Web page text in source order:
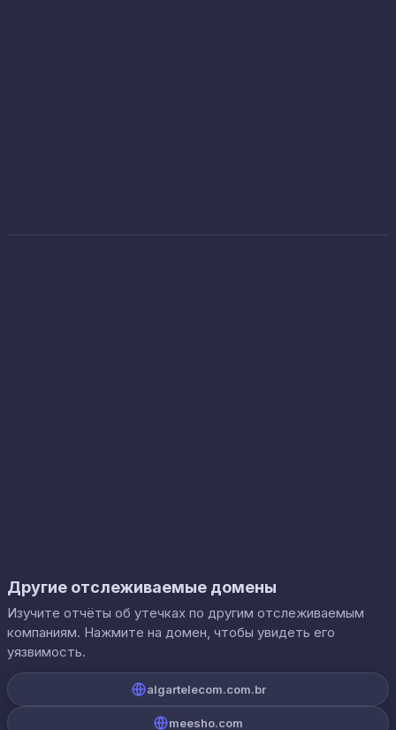
Другие отслеживаемые домены
Изучите отчёты об утечках по другим отслеживаемым
компаниям. Нажмите на домен, чтобы увидеть его
уязвимость.
algartelecom.com.br
meesho.com